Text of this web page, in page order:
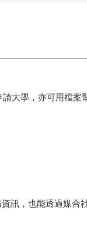
大學，亦可用檔案
訊，也能透過媒合